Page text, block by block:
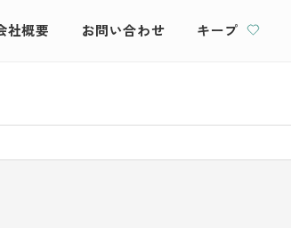
社概要 お問い合わせ キープ